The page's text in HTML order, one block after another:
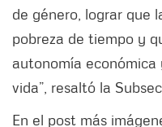
de género, lograr que
pobreza de tiempo y
autonomía
vida”, resaltó la
En el post más